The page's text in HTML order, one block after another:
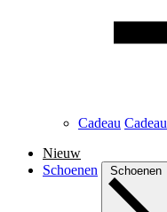
Cadeau Cadeau
Nieuw
Schoenen
Schoenen